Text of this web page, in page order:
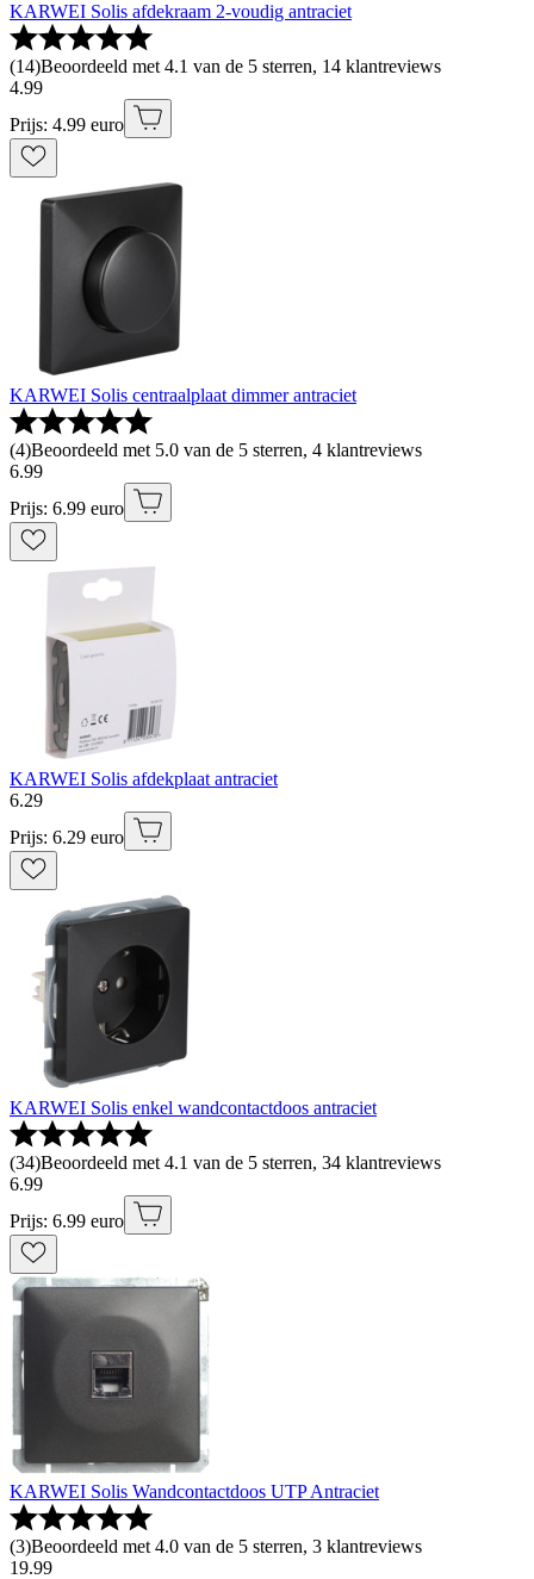
KARWEI Solis afdekraam 2-voudig antraciet
(14)Beoordeeld met 4.1 van de 5 sterren, 14 klantreviews
4.99
Prijs: 4.99 euro
KARWEI Solis centraalplaat dimmer antraciet
(4)Beoordeeld met 5.0 van de 5 sterren, 4 klantreviews
6.99
Prijs: 6.99 euro
KARWEI Solis afdekplaat antraciet
6.29
Prijs: 6.29 euro
KARWEI Solis enkel wandcontactdoos antraciet
(34)Beoordeeld met 4.1 van de 5 sterren, 34 klantreviews
6.99
Prijs: 6.99 euro
KARWEI Solis Wandcontactdoos UTP Antraciet
(3)Beoordeeld met 4.0 van de 5 sterren, 3 klantreviews
19.99